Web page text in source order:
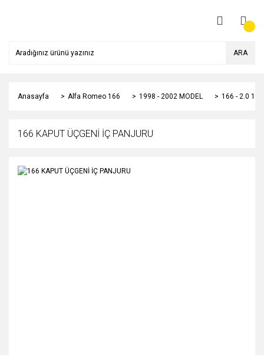
ARA
Anasayfa Alfa Romeo 166 1998 - 2002 MODEL 166 - 2.0
166 KAPUT ÜÇGENİ İÇ PANJURU